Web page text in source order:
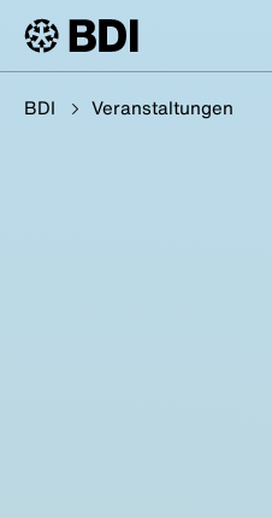
BDI Veranstaltungen